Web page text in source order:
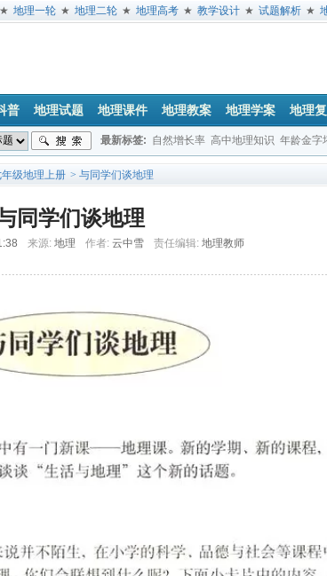
★ 地理一轮 ★ 地理二轮 ★ 地理高考 ★ 教学设计 ★ 试题解析 ★
普 地理试题 地理课件 地理教案 地理学案 地理
最新标签: 自然增长率 高中地理知识 年龄金字
垂直地带性
级地理上册 > 与同学们谈地理
同学们谈地理
来源: 地理 作者: 云中雪 责任编辑: 地理教师